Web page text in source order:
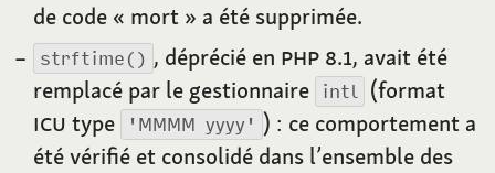
de code « mort » a été supprimée.
strftime() , déprécié en PHP 8.1, avait été
remplacé par le gestionnaire intl
(format
ICU type 'MMMM yyyy' ) : ce comportement a
été vérifié et consolidé dans l’ensemble des